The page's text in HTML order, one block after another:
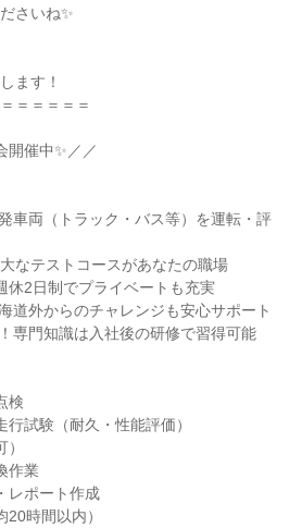
さいね✨
ます！
＝＝＝＝＝
開催中✨／／
車両（トラック・バス等）を運転・評
なテストコースがあなたの職場
休2日制でプライベートも充実
道外からのチャレンジも安心サポート
専門知識は入社後の研修で習得可能
検
試験（耐久・性能評価）
作業
レポート作成
時間以内）